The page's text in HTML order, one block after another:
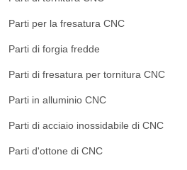
Parti per la fresatura CNC
Parti di forgia fredde
Parti di fresatura per tornitura CNC
Parti in alluminio CNC
Parti di acciaio inossidabile di CNC
Parti d'ottone di CNC